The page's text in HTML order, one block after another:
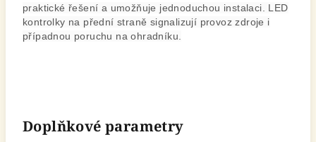
praktické řešení a umožňuje jednoduchou instalaci. LED
kontrolky na přední straně signalizují provoz zdroje i
případnou poruchu na ohradníku.
Doplňkové parametry